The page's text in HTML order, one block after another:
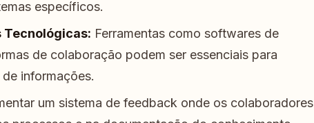
específicos.
Tecnológicas: Ferramentas como softwares de
de colaboração podem ser essenciais para
informações.
um sistema de feedback onde os colaboradores